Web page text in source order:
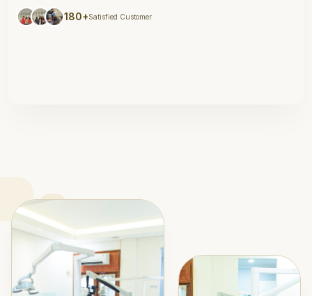
180+Satisfied Customer